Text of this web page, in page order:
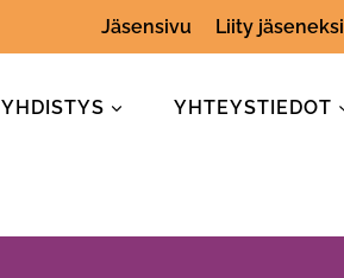
Jäsensivu Liity jäseneksi
YHDISTYS YHTEYSTIEDOT